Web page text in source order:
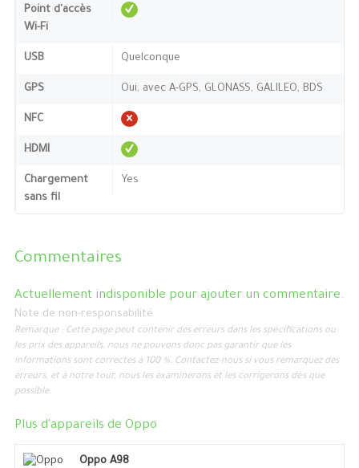
Point d'accès
Wi-Fi
USB Quelconque
GPS Oui, avec A-GPS, GLONASS, GALILEO, BDS
NFC
HDMI
Chargement
sans fil
Yes
Commentaires
Actuellement indisponible pour ajouter un commentaire.
Note de non-responsabilité
Remarque : Cette page peut contenir des erreurs dans les spécifications ou
les prix des appareils, nous ne pouvons donc pas garantir que les
informations sont correctes à 100 %. Contactez-nous si vous remarquez des
erreurs, et à notre tour, nous les examinerons et les corrigerons dès que
possible.
Plus d'appareils de Oppo
Oppo A98